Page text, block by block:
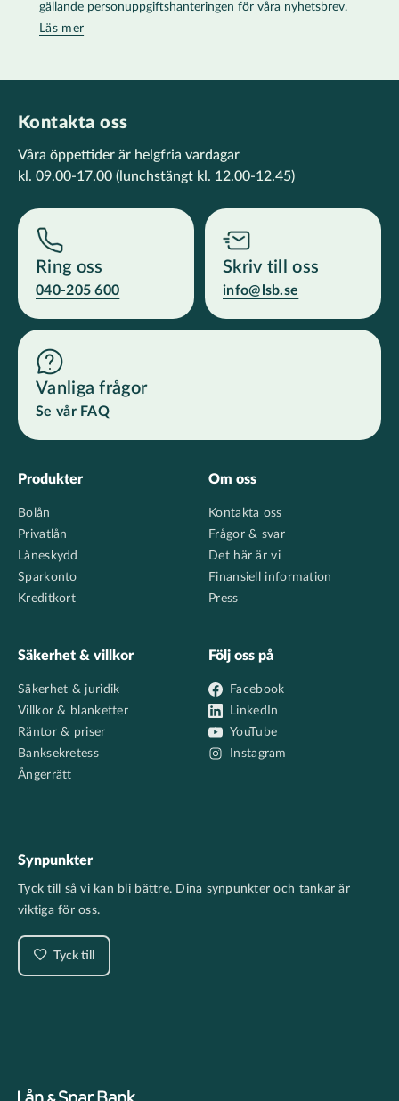
gällande personuppgiftshanteringen för våra nyhetsbrev.
Läs mer
Kontakta oss
Våra öppettider är helgfria vardagar
kl. 09.00-17.00 (lunchstängt kl. 12.00-12.45)
Ring oss
040-205 600
Skriv till oss
info@lsb.se
Vanliga frågor
Se vår FAQ
Footer
Produkter
Bolån
Privatlån
Låneskydd
Sparkonto
Kreditkort
Om oss
Kontakta oss
Frågor & svar
Det här är vi
Finansiell information
Press
Säkerhet & villkor
Säkerhet & juridik
Villkor & blanketter
Räntor & priser
Banksekretess
Ångerrätt
Följ oss på
Facebook
LinkedIn
YouTube
Instagram
Synpunkter
Tyck till så vi kan bli bättre. Dina synpunkter och tankar är
viktiga för oss.
Tyck till